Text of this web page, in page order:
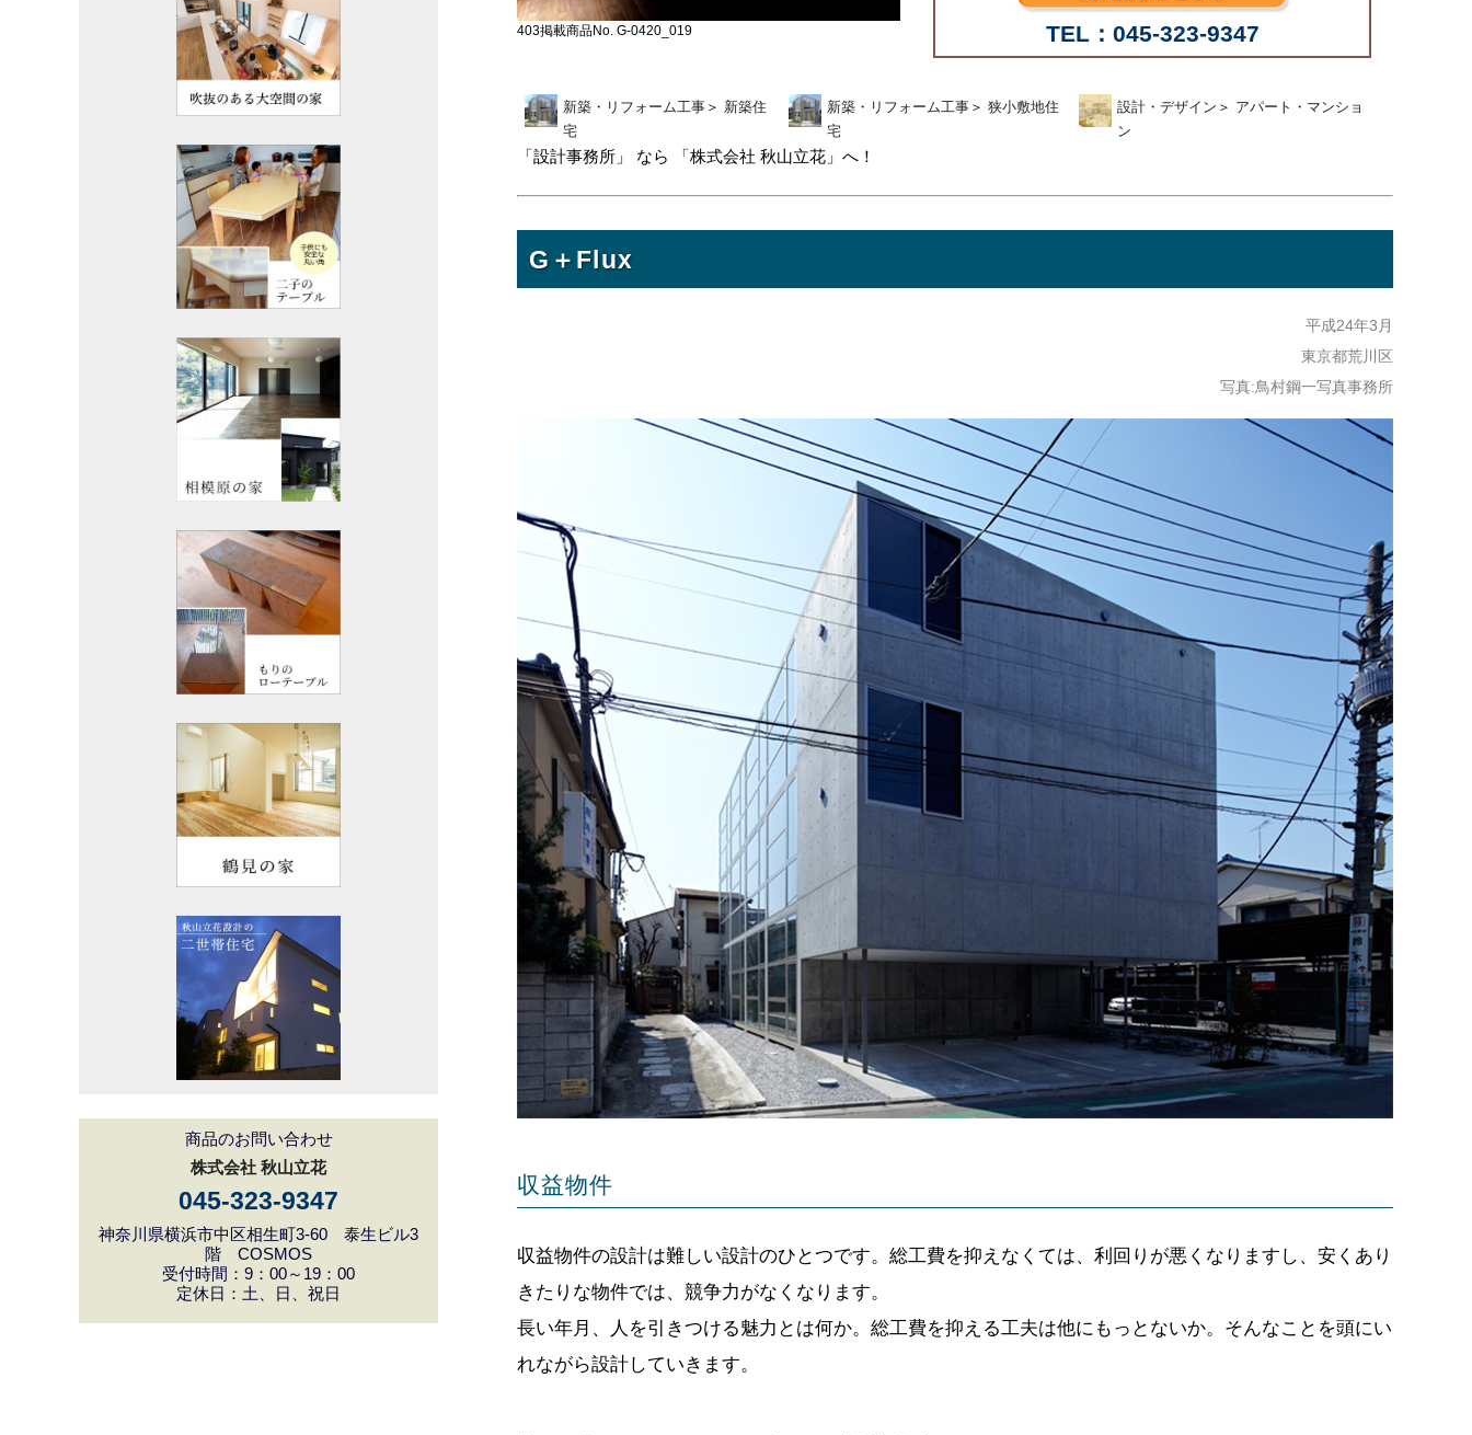
商品のお問い合わせ
株式会社 秋山立花
045-323-9347
神奈川県横浜市中区相生町3-60 泰生ビル3
階 COSMOS
受付時間：9：00～19：00
定休日：土、日、祝日
403掲載商品No. G-0420_019 TEL：045-323-9347
新築・リフォーム工事 ＞ 新築住
宅
新築・リフォーム工事 ＞ 狭小敷地住
宅
設計・デザイン ＞ アパート・マンショ
ン
「設計事務所」 なら 「株式会社 秋山立花」へ！
G＋Flux
平成24年3月
東京都荒川区
写真:鳥村鋼一写真事務所
収益物件
収益物件の設計は難しい設計のひとつです。総工費を抑えなくては、利回りが悪くなりますし、安くあり
きたりな物件では、競争力がなくなります。
長い年月、人を引きつける魅力とは何か。総工費を抑える工夫は他にもっとないか。そんなことを頭にい
れながら設計していきます。